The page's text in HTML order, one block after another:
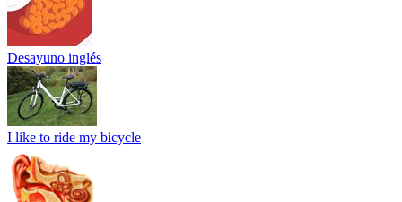
Desayuno inglés
I like to ride my bicycle